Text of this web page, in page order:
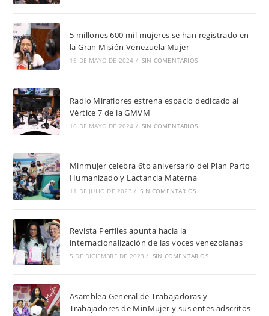
5 millones 600 mil mujeres se han registrado en
la Gran Misión Venezuela Mujer
16 DE MAYO DE 2024 / SIN COMENTARIOS
Radio Miraflores estrena espacio dedicado al
Vértice 7 de la GMVM
16 DE MAYO DE 2024 / SIN COMENTARIOS
Minmujer celebra 6to aniversario del Plan Parto
Humanizado y Lactancia Materna
11 DE JULIO DE 2023 / SIN COMENTARIOS
Revista Perfiles apunta hacia la
internacionalización de las voces venezolanas
5 DE DICIEMBRE DE 2023 / SIN COMENTARIOS
Asamblea General de Trabajadoras y
Trabajadores de MinMujer y sus entes adscritos